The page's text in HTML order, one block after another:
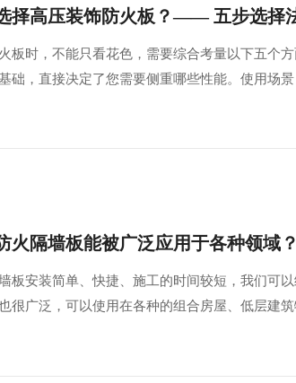
择高压装饰防火板？—— 五步选择
板时，不能只看花色，需要综合考量以下五个
础，直接决定了您需要侧重哪些性能。使用场
火隔墙板能被广泛应用于各种领域？
板安装简单、快捷、施工的时间较短，我们可
很广泛，可以使用在各种的组合房屋、低层建